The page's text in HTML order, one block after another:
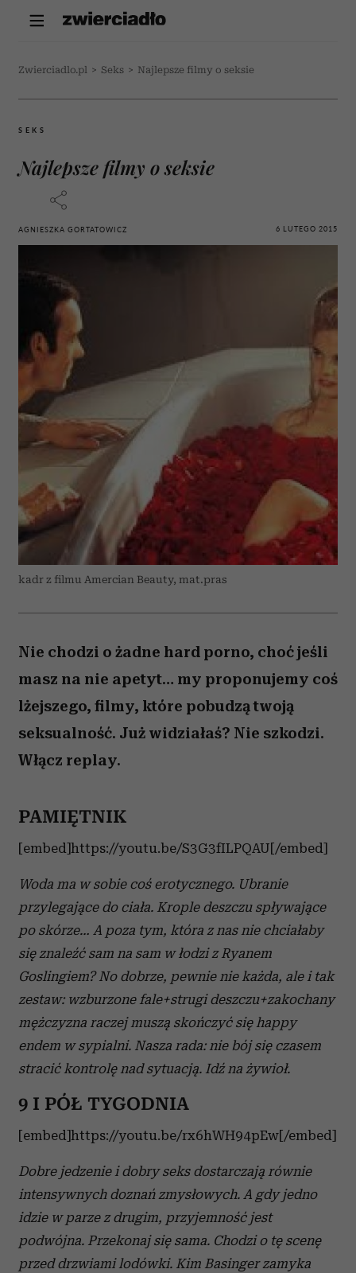
Zwierciadlo.pl > Seks > Najlepsze filmy o seksie
SEKS
Najlepsze filmy o seksie
AGNIESZKA GORTATOWICZ 6 LUTEGO 2015
kadr z filmu Amercian Beauty, mat.pras
Nie chodzi o żadne hard porno, choć jeśli
masz na nie apetyt… my proponujemy coś
lżejszego, filmy, które pobudzą twoją
seksualność. Już widziałaś? Nie szkodzi.
Włącz replay.
PAMIĘTNIK
[embed]https://youtu.be/S3G3fILPQAU[/embed]
Woda ma w sobie coś erotycznego. Ubranie
przylegające do ciała. Krople deszczu spływające
po skórze… A poza tym, która z nas nie chciałaby
się znaleźć sam na sam w łodzi z Ryanem
Goslingiem? No dobrze, pewnie nie każda, ale i tak
zestaw: wzburzone fale+strugi deszczu+zakochany
mężczyzna raczej muszą skończyć się happy
endem w sypialni. Nasza rada: nie bój się czasem
stracić kontrolę nad sytuacją. Idź na żywioł.
9 I PÓŁ TYGODNIA
[embed]https://youtu.be/rx6hWH94pEw[/embed]
Dobre jedzenie i dobry seks dostarczają równie
intensywnych doznań zmysłowych. A gdy jedno
idzie w parze z drugim, przyjemność jest
podwójna. Przekonaj się sama. Chodzi o tę scenę
przed drzwiami lodówki. Kim Basinger zamyka